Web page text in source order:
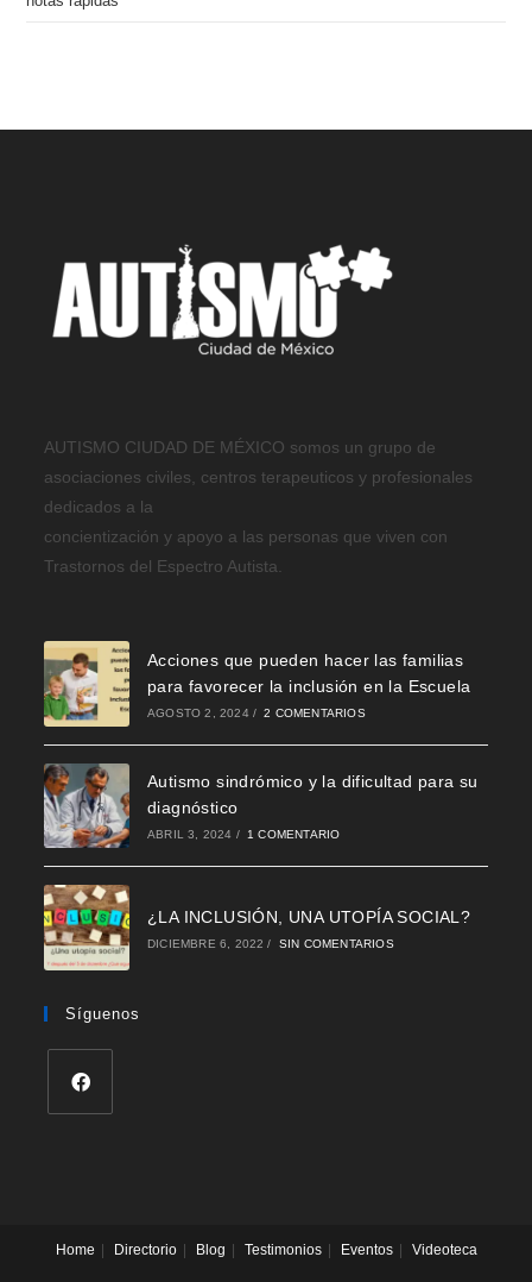
AUTISMO CIUDAD DE MÉXICO somos un grupo de
asociaciones civiles, centros terapeuticos y profesionales
dedicados a la
concientización y apoyo a las personas que viven con
Trastornos del Espectro Autista.
Acciones que pueden hacer las familias
para favorecer la inclusión en la Escuela
AGOSTO 2, 2024 / 2 COMENTARIOS
Autismo sindrómico y la dificultad para su
diagnóstico
ABRIL 3, 2024 / 1 COMENTARIO
¿LA INCLUSIÓN, UNA UTOPÍA SOCIAL?
DICIEMBRE 6, 2022 / SIN COMENTARIOS
Síguenos
nueva
Home Directorio Blog Testimonios Eventos Videoteca